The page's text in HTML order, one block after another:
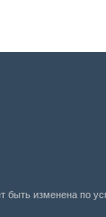
быть изменена по